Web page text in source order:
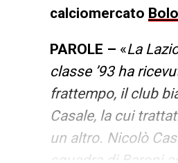
calciomercato
PAROLE – «La
classe ’93 ha
frattempo, il club
Casale, la cui
un altro. Nicolò